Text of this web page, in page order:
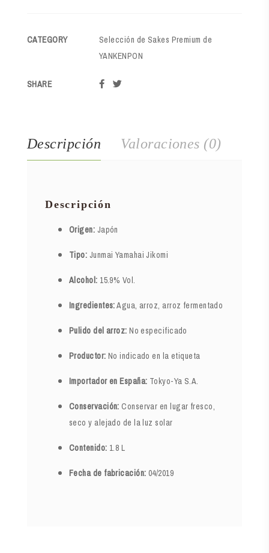
CATEGORY
Selección de Sakes Premium de
YANKENPON
SHARE
Descripción Valoraciones (0)
Descripción
Origen:Japón
Tipo:Junmai Yamahai Jikomi
Alcohol: 15.9% Vol.
Ingredientes:Agua, arroz, arroz fermentado
Pulido del arroz:No especificado
Productor:No indicado en la etiqueta
Importador en España: Tokyo-Ya S.A.
Conservación:Conservar en lugar fresco,
seco y alejado de la luz solar
Contenido: 1.8 L
Fecha de fabricación:04/2019